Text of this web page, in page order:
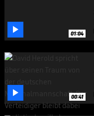
 01:04
 00:41